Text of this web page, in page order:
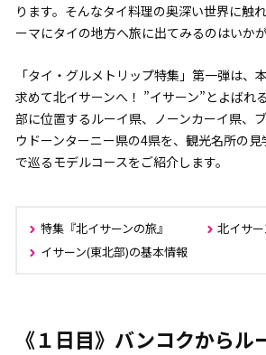
ります。そんなタイ料理の奥深い世界に触
ーマにタイの地方へ旅に出てみるのはいか
「タイ・グルメトリップ特集」第一弾は、
求めて北イサーンへ！ ”イサーン”とよばれ
部に位置するルーイ県、ノーンカーイ県、
ウドーンターニー県の4県を、観光名所の
で巡るモデルコースをご紹介します。
特集『北イサーンの旅』
北イサ
イサーン(東北部)の基本情報
《１日目》バンコクからル